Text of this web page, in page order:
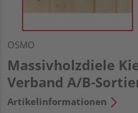
OSMO
Massivholzdiele
Verband A/B-
Artikelinformationen